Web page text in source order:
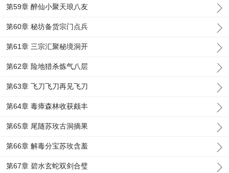
第59章 醉仙小聚天琅八友
第60章 秘坊备货宗门点兵
第61章 三宗汇聚秘境洞开
第62章 险地猎杀炼气八层
第63章 飞刀飞刀再见飞刀
第64章 毒瘴森林收获颇丰
第65章 尾随苏玫古洞摘果
第66章 解毒分宝苏玫含羞
第67章 碧水玄蛇双剑合璧